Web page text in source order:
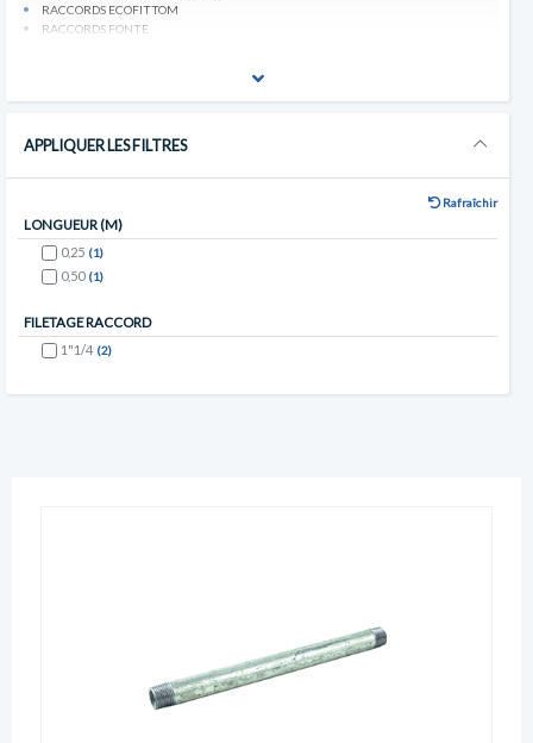
RACCORDS ECOFITTOM
RACCORDS FONTE
APPLIQUER LES FILTRES
Rafraîchir
LONGUEUR (M)
0,25 (1)
0,50 (1)
FILETAGE RACCORD
1"1/4 (2)